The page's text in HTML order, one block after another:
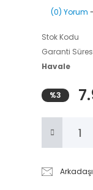
(0) Yorum
Stok Kodu
Garanti
Havale
%3